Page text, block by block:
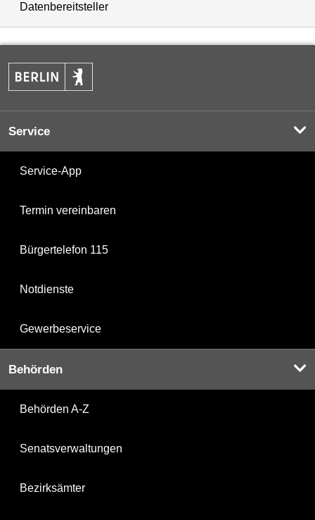
Datenbereitsteller
Service
Service-App
Termin vereinbaren
Bürgertelefon 115
Notdienste
Gewerbeservice
Behörden
Behörden A-Z
Senatsverwaltungen
Bezirksämter